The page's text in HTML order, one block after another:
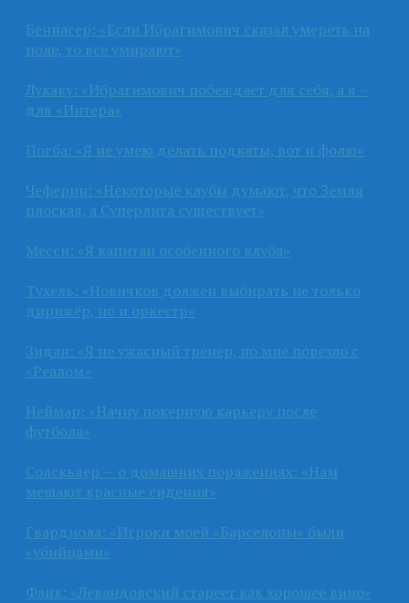
Беннасер: «Если Ибрагимович сказал умереть на
поле, то все умирают»
Лукаку: «Ибрагимович побеждает для себя, а я –
для «Интера»
Погба: «Я не умею делать подкаты, вот и фолю»
Чеферин: «Некоторые клубы думают, что Земля
плоская, а Суперлига существует»
Месси: «Я капитан особенного клуба»
Тухель: «Новичков должен выбирать не только
дирижёр, но и оркестр»
Зидан: «Я не ужасный тренер, но мне повезло с
«Реалом»
Неймар: «Начну покерную карьеру после
футбола»
Солскьяер — о домашних поражениях: «Нам
мешают красные сидения»
Гвардиола: «Игроки моей «Барселоны» были
«убийцами»
Флик: «Левандовский стареет как хорошее вино»